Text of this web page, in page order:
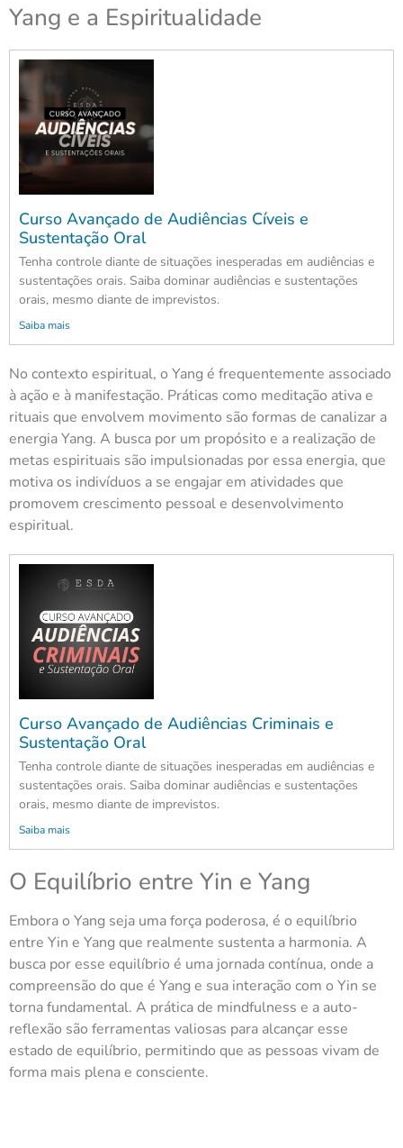
Yang e a Espiritualidade
Curso Avançado de Audiências Cíveis e
Sustentação Oral
Tenha controle diante de situações inesperadas em audiências e
sustentações orais. Saiba dominar audiências e sustentações
orais, mesmo diante de imprevistos.
Saiba mais
No contexto espiritual, o Yang é frequentemente associado
à ação e à manifestação. Práticas como meditação ativa e
rituais que envolvem movimento são formas de canalizar a
energia Yang. A busca por um propósito e a realização de
metas espirituais são impulsionadas por essa energia, que
motiva os indivíduos a se engajar em atividades que
promovem crescimento pessoal e desenvolvimento
espiritual.
Curso Avançado de Audiências Criminais e
Sustentação Oral
Tenha controle diante de situações inesperadas em audiências e
sustentações orais. Saiba dominar audiências e sustentações
orais, mesmo diante de imprevistos.
Saiba mais
O Equilíbrio entre Yin e Yang
Embora o Yang seja uma força poderosa, é o equilíbrio
entre Yin e Yang que realmente sustenta a harmonia. A
busca por esse equilíbrio é uma jornada contínua, onde a
compreensão do que é Yang e sua interação com o Yin se
torna fundamental. A prática de mindfulness e a auto-
reflexão são ferramentas valiosas para alcançar esse
estado de equilíbrio, permitindo que as pessoas vivam de
forma mais plena e consciente.